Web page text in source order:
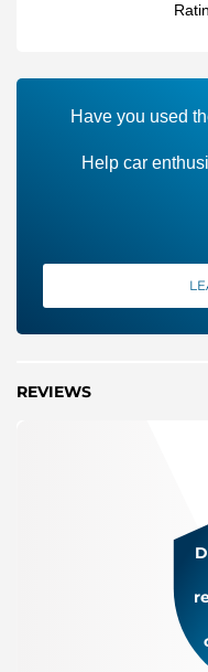
Have you used
Help car
REVIEWS